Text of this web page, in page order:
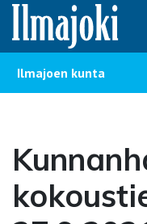
Hyppää sisältöön
Ilmajoen kunta